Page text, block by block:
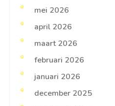
mei 2026
april 2026
maart 2026
februari 2026
januari 2026
december 2025